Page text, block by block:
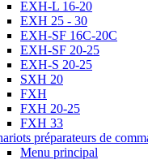
EXH-L 16-20
EXH 25 - 30
EXH-SF 16C-20C
EXH-SF 20-25
EXH-S 20-25
SXH 20
FXH
FXH 20-25
FXH 33
préparateurs de
Menu principal